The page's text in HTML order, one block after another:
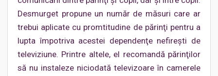
Desmurget propune un număr de măsuri care ar
trebui aplicate cu promtitudine de părinţi pentru a
lupta împotriva acestei dependenţe nefireşti de
televiziune. Printre altele, el recomandă părinţilor
să nu instaleze niciodată televizoare în camerele